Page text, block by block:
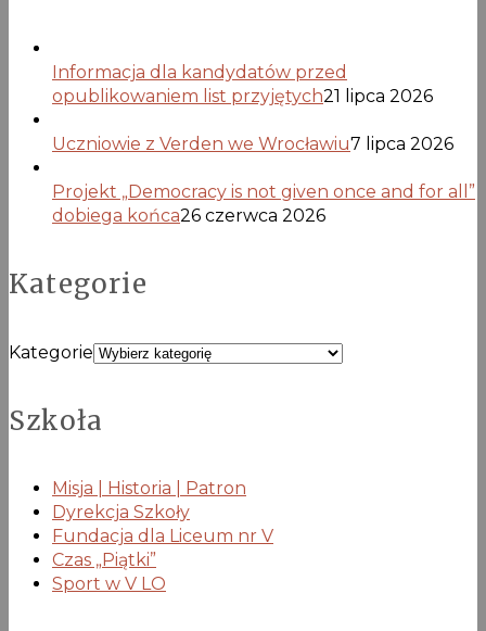
Informacja dla kandydatów przed
opublikowaniem list przyjętych21 lipca 2026
Uczniowie z Verden we Wrocławiu7 lipca 2026
Projekt „Democracy is not given once and for all”
dobiega końca26 czerwca 2026
Kategorie
Kategorie
Szkoła
Misja | Historia | Patron
Dyrekcja Szkoły
Fundacja dla Liceum nr V
Czas „Piątki”
Sport w V LO